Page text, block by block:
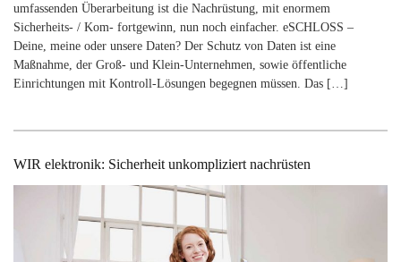
umfassenden Überarbeitung ist die Nachrüstung, mit enormem
Sicherheits- / Kom- fortgewinn, nun noch einfacher. eSCHLOSS –
Deine, meine oder unsere Daten? Der Schutz von Daten ist eine
Maßnahme, der Groß- und Klein-Unternehmen, sowie öffentliche
Einrichtungen mit Kontroll-Lösungen begegnen müssen. Das […]
WIR elektronik: Sicherheit unkompliziert nachrüsten